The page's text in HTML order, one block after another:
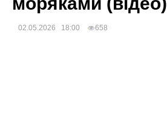
02.05.2026 18:00 658